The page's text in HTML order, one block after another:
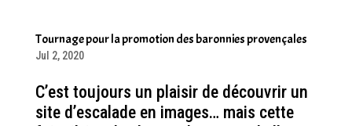
Tournage pour la promotion des baronnies provençales
Jul 2, 2020
C’est toujours un plaisir de découvrir un
site d’escalade en images… mais cette